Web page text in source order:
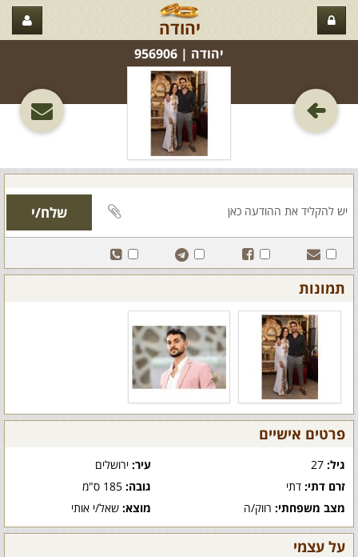
יהודה
יהודה‏ | 956906
תמונות
פרטים אישיים
גיל: עיר:ירושלים
זרם דתי: דתי גובה:185 ס"מ
מצב משפחתי: רווק/ה מוצא:שאל/י אותי
על עצמי